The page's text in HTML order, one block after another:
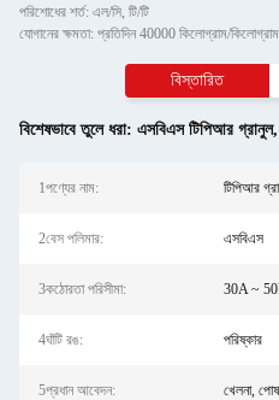
পরিশোধের শর্ত: এল/সি, টি/টি
যোগানের ক্ষমতা: প্রতিদিন 40000 কিলোগ্রাম/কিলোগ্রাম
বিস্তারিত
বিশেষভাবে তুলে ধরা: এসবিএস টিপিআর গ্রানুল,
1পণ্যের নাম: টিপিআর
2বেস পলিমার: এসবিএস
3কঠোরতা পরিসীমা: 30A ~
4ঘাঁটি রঙ: পরিষ্কার
5প্রধান আবেদন: খেলনা,